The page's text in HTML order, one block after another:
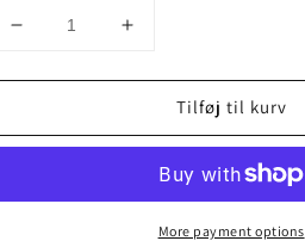
Decrease
for
in
Increase
for
Pyrite
in
Tilføj til kurv
More payment options